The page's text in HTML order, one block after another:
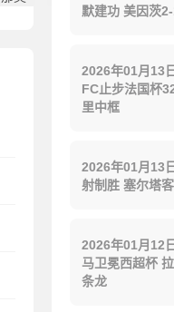
默建功 美因茨
2026年01月13
FC止步法国杯
里中框
2026年01月13
射制胜 塞尔塔
2026年01月12
马卫冕西超杯
条龙